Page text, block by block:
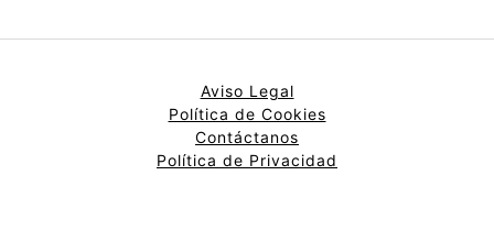
Aviso Legal
Política de Cookies
Contáctanos
Política de Privacidad